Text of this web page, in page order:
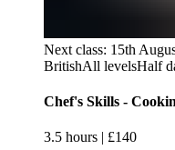
Next class: 15th
BritishAll levelsHalf
Chef's Skills - Cooking Fish & Seafood​​​​‌
3.5 hours​​​​‌ ‍ ​‍​‍‌‍ ‌ ​‍‌‍‍‌‌‍‌ ‌‍‍‌‌‍ ‍​‍​‍​ ‍‍​‍​‍‌ ​ ‌‍​‌‌‍ ‍‌‍‍‌‌ ‌​‌ ‍‌​‍ ‍‌‍‍‌‌‍ ​‍​‍​‍ ​​‍​‍‌‍‍​‌ ​‍‌‍‌‌‌‍‌‍​‍​‍​ ‍‍​‍​‍‌‍‍​‌ ‌​‌ ‌​‌ ​​‌ ​ ​ ‍‍​‍ ​‍ ‌‍ ​​‍ ‌‌‍​‌‌‍ ‍‌‍‌​​‍ ‌‌ ​‍​‍ ‌‌‍‍​‌‍ ‌ ‌​‌‍‌‌‌‍ ​‌ ​ ​‍ ‌‌ ​ ‌ ‌​‌ ‌‌‌‍‌​‌‍‍‌‌‍ ​‍ ‍‌ ‌‍‌‍‌‌‌ ​‍‌‍​ ‌‍‌‌‌‍ ​​‍ ‍‌‍​‌‌ ​​‌ ​​​‍ ‌‍‍‌‌‍ ‍‌ ‌​‌‍‌‌‌‍ ‍‌ ‌​​‍ ‌‍‌‌‌‍‌​‌‍‍‌‌ ‌​​‍ ‌‍ ‌‌‍ ‌‍‌​‌‍‌‌​ ‌‌ ​​‌ ​‍‌‍‌‌‌ ​ ‌‍‌‌‌‍ ‍‌ ‌​‌‍​‌‌ ‌​‌‍‍‌‌‍ ‌‍ ‍​ ‍ ‌‍‍‌‌‍‌​​ ‌‌‍​‍​ ‌‌​ ‌​​ ‌ ​ ​‍​ ‌‍‌‍‌‌‌‍‌‌​‍ ‌​ ​‌‌‍​‌​ ‌ ​ ​ ​‍ ‌​ ‌​‌‍‌​​ ‌​​ ‍‌​‍ ‌‌‍​‌‌‍‌‍​ ‍​‌‍‌‌​‍ ‌​ ​‍‌‍​ ​ ‍​​ ‌ ​ ​ ​ ‍​​ ‌‌​ ‍​​ ​​‌‍‌‍‌‍‌‌​ ​‍​ ‍ ‌ ‌​‌ ‍‌‌ ​​‌‍‌‌​ ‌‌‍‍​‌‍ ‌ ‌​‌‍‌‌‌‍ ​‌​​ ‌‍ ​‌‍​‌‌ ​ ‌ ​ ​ ‍ ‌ ​​‌‍​‌‌ ‌​‌‍‍​​ ‌‌ ‌​‌‍‍‌‌‍ ‌‌‍‌‌​ ‌‍​‍‌‍​‌‌ ​ ‌‍‌‌‌‌‌‌‌ ​‍‌‍ ​​ ‌‌‍‍​‌ ‌​‌ ‌​‌ ​​‌ ​ ​‍‌‌​ ​ ‌​​‌​‍‌‌​ ​‍‌​‌‍​‍‌‌​ ​‍‌​‌‍‌‍ ​​‍ ‌‌‍​‌‌‍ ‍‌‍‌​​‍ ‌‌ ​‍​‍ ‌‌‍‍​‌‍ ‌ ‌​‌‍‌‌‌‍ ​‌ ​ ​‍ ‌‌ ​ ‌ ‌​‌ ‌‌‌‍‌​‌‍‍‌‌‍ ​‍ ‍‌ ‌‍‌‍‌‌‌ ​‍‌‍​ ‌‍‌‌‌‍ ​​‍ ‍‌‍​‌‌ ​​‌ ​​​‍‌‍‌‍‍‌‌‍‌​​ ‌‌‍​‍​ ‌‌​ ‌​​ ‌ ​ ​‍​ ‌‍‌‍‌‌‌‍‌‌​‍ ‌​ ​‌‌‍​‌​ ‌ ​ ​ ​‍ ‌​ ‌​‌‍‌​​ ‌​​ ‍‌​‍ ‌‌‍​‌‌‍‌‍​ ‍​‌‍‌‌​‍ ‌​ ​‍‌‍​ ​ ‍​​ ‌ ​ ​ ​ ‍​​ ‌‌​ ‍​​ ​​‌‍‌‍‌‍‌‌​ ​‍​‍‌‍‌ ‌​‌ ‍‌‌ ​​‌‍‌‌​ ‌‌‍‍​‌‍ ‌ ‌​‌‍‌‌‌‍ ​‌​​ ‌‍ ​‌‍​‌‌ ​ ‌ ​ ​‍‌‍‌ ​​‌‍​‌‌ ‌​‌‍‍​​ ‌‌ ‌​‌‍‍‌‌‍ ‌‌‍‌‌​‍‌‍‌ ​​‌‍‌‌‌ ​‍‌ ​ ‌ ​​‌‍‌‌‌‍​ ‌ ‌​‌‍‍‌‌ ‌‍‌‍‌‌​ ‌‌ ​​‌ ‌‌‌‍​‍‌‍ ​‌‍‍‌‌ ​ ‌‍‍​‌‍‌‌‌‍‌​​‍​‍‌ ‌ | £140​​​​‌ ‍ ​‍​‍‌‍ ‌ ​‍‌‍‍‌‌‍‌ ‌‍‍‌‌‍ ‍​‍​‍​ ‍‍​‍​‍‌ ​ ‌‍​‌‌‍ ‍‌‍‍‌‌ ‌​‌ ‍‌​‍ ‍‌‍‍‌‌‍ ​‍​‍​‍ ​​‍​‍‌‍‍​‌ ​‍‌‍‌‌‌‍‌‍​‍​‍​ ‍‍​‍​‍‌‍‍​‌ ‌​‌ ‌​‌ ​​‌ ​ ​ ‍‍​‍ ​‍ ‌‍ ​​‍ ‌‌‍​‌‌‍ ‍‌‍‌​​‍ ‌‌ ​‍​‍ ‌‌‍‍​‌‍ ‌ ‌​‌‍‌‌‌‍ ​‌ ​ ​‍ ‌‌ ​ ‌ ‌​‌ ‌‌‌‍‌​‌‍‍‌‌‍ ​‍ ‍‌ ‌‍‌‍‌‌‌ ​‍‌‍​ ‌‍‌‌‌‍ ​​‍ ‍‌‍​‌‌ ​​‌ ​​​‍ ‌‍‍‌‌‍ ‍‌ ‌​‌‍‌‌‌‍ ‍‌ ‌​​‍ ‌‍‌‌‌‍‌​‌‍‍‌‌ ‌​​‍ ‌‍ ‌‌‍ ‌‍‌​‌‍‌‌​ ‌‌ ​​‌ ​‍‌‍‌‌‌ ​ ‌‍‌‌‌‍ ‍‌ ‌​‌‍​‌‌ ‌​‌‍‍‌‌‍ ‌‍ ‍​ ‍ ‌‍‍‌‌‍‌​​ ‌‌‍​‍​ ‌‌​ ‌​​ ‌ ​ ​‍​ ‌‍‌‍‌‌‌‍‌‌​‍ ‌​ ​‌‌‍​‌​ ‌ ​ ​ ​‍ ‌​ ‌​‌‍‌​​ ‌​​ ‍‌​‍ ‌‌‍​‌‌‍‌‍​ ‍​‌‍‌‌​‍ ‌​ ​‍‌‍​ ​ ‍​​ ‌ ​ ​ ​ ‍​​ ‌‌​ ‍​​ ​​‌‍‌‍‌‍‌‌​ ​‍​ ‍ ‌ ‌​‌ ‍‌‌ ​​‌‍‌‌​ ‌‌‍‍​‌‍ ‌ ‌​‌‍‌‌‌‍ ​‌​​ ‌‍ ​‌‍​‌‌ ​ ‌ ​ ​ ‍ ‌ ​​‌‍​‌‌ ‌​‌‍‍​​ ‌‌ ​​‌ ​‍‌‍‍‌‌‍​ ‌‍‌‌​ ‌‍​‍‌‍​‌‌ ​ ‌‍‌‌‌‌‌‌‌ ​‍‌‍ ​​ ‌‌‍‍​‌ ‌​‌ ‌​‌ ​​‌ ​ ​‍‌‌​ ​ ‌​​‌​‍‌‌​ ​‍‌​‌‍​‍‌‌​ ​‍‌​‌‍‌‍ ​​‍ ‌‌‍​‌‌‍ ‍‌‍‌​​‍ ‌‌ ​‍​‍ ‌‌‍‍​‌‍ ‌ ‌​‌‍‌‌‌‍ ​‌ ​ ​‍ ‌‌ ​ ‌ ‌​‌ ‌‌‌‍‌​‌‍‍‌‌‍ ​‍ ‍‌ ‌‍‌‍‌‌‌ ​‍‌‍​ ‌‍‌‌‌‍ ​​‍ ‍‌‍​‌‌ ​​‌ ​​​‍‌‍‌‍‍‌‌‍‌​​ ‌‌‍​‍​ ‌‌​ ‌​​ ‌ ​ ​‍​ ‌‍‌‍‌‌‌‍‌‌​‍ ‌​ ​‌‌‍​‌​ ‌ ​ ​ ​‍ ‌​ ‌​‌‍‌​​ ‌​​ ‍‌​‍ ‌‌‍​‌‌‍‌‍​ ‍​‌‍‌‌​‍ ‌​ ​‍‌‍​ ​ ‍​​ ‌ ​ ​ ​ ‍​​ ‌‌​ ‍​​ ​​‌‍‌‍‌‍‌‌​ ​‍​‍‌‍‌ ‌​‌ ‍‌‌ ​​‌‍‌‌​ ‌‌‍‍​‌‍ ‌ ‌​‌‍‌‌‌‍ ​‌​​ ‌‍ ​‌‍​‌‌ ​ ‌ ​ ​‍‌‍‌ ​​‌‍​‌‌ ‌​‌‍‍​​ ‌‌ ​​‌ ​‍‌‍‍‌‌‍​ ‌‍‌‌​‍‌‍‌ ​​‌‍‌‌‌ ​‍‌ ​ ‌ ​​‌‍‌‌‌‍​ ‌ ‌​‌‍‍‌‌ ‌‍‌‍‌‌​ ‌‌ ​​‌ ‌‌‌‍​‍‌‍ ​‌‍‍‌‌ ​ ‌‍‍​‌‍‌‌‌‍‌​​‍​‍‌ ‌